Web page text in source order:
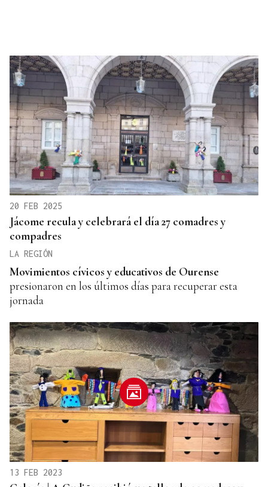
20 FEB 2025
Jácome recula y celebrará el día 27 comadres y
compadres
LA REGIÓN
Movimientos cívicos y educativos de Ourense
presionaron en los últimos días para recuperar esta
jornada
13 FEB 2023